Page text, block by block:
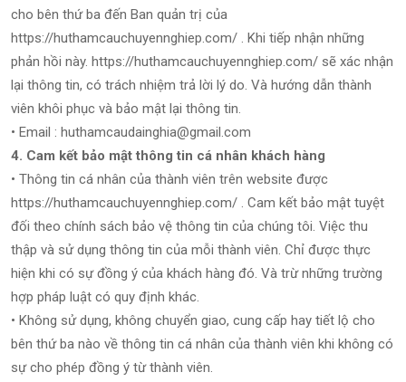
cho bên thứ ba đến Ban quản trị của
https://huthamcauchuyennghiep.com/ . Khi tiếp nhận những
phản hồi này. https://huthamcauchuyennghiep.com/ sẽ xác nhận
lại thông tin, có trách nhiệm trả lời lý do. Và hướng dẫn thành
viên khôi phục và bảo mật lại thông tin.
• Email : huthamcaudainghia@gmail.com
4. Cam kết bảo mật thông tin cá nhân khách hàng
• Thông tin cá nhân của thành viên trên website được
https://huthamcauchuyennghiep.com/ . Cam kết bảo mật tuyệt
đối theo chính sách bảo vệ thông tin của chúng tôi. Việc thu
thập và sử dụng thông tin của mỗi thành viên. Chỉ được thực
hiện khi có sự đồng ý của khách hàng đó. Và trừ những trường
hợp pháp luật có quy định khác.
• Không sử dụng, không chuyển giao, cung cấp hay tiết lộ cho
bên thứ ba nào về thông tin cá nhân của thành viên khi không có
sự cho phép đồng ý từ thành viên.